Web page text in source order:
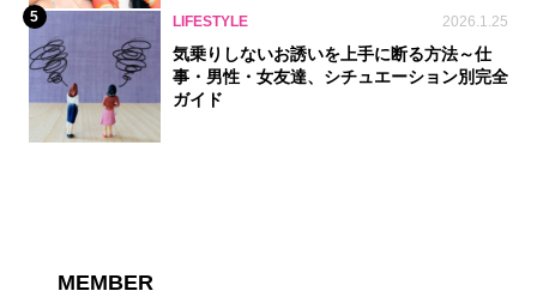
5 LIFESTYLE 2026.1.25
気乗りしないお誘いを上手に断る方法～仕
事・男性・女友達、シチュエーション別完全
ガイド
MEMBER